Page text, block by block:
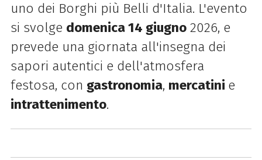
uno dei Borghi più Belli d'Italia. L'evento
si svolge domenica 14 giugno2026, e
prevede una giornata all'insegna dei
sapori autentici e dell'atmosfera
festosa, con gastronomia, mercatini e
intrattenimento.